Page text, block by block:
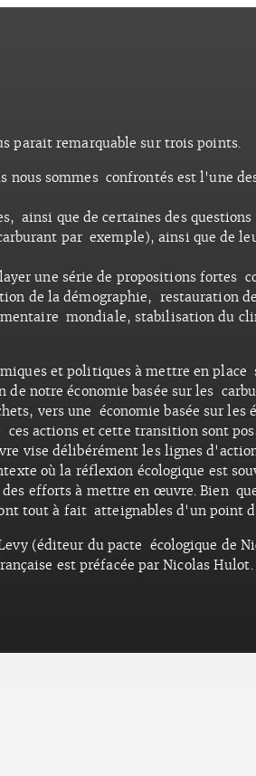
parait remarquable sur trois points.
sommes confrontés est l'une
ainsi que de certaines des
par exemple), ainsi que de
une série de propositions fortes
de la démographie, restauration
mondiale, stabilisation du
et politiques à mettre en
notre économie basée sur les
vers une économie basée sur
actions et cette transition sont
vise délibérément les lignes
où la réflexion écologique est
efforts à mettre en œuvre. Bien
tout à fait atteignables d'un point
(éditeur du pacte écologique de
est préfacée par Nicolas Hulot.